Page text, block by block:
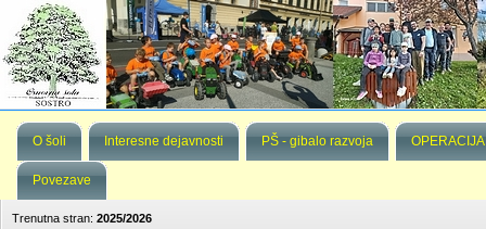
O šoli Interesne dejavnosti PŠ - gibalo razvoja
Povezave
Trenutna stran: 2025/2026